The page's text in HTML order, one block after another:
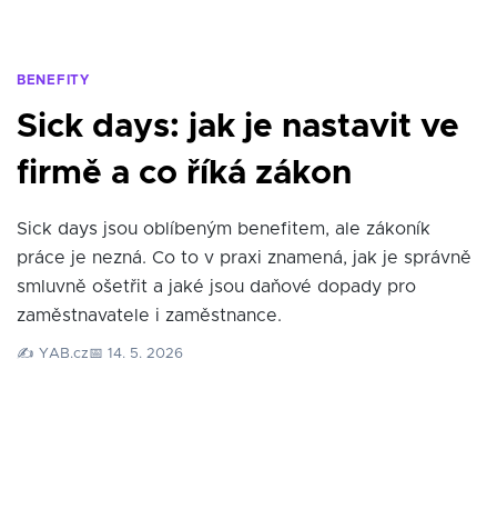
BENEFITY
Sick days: jak je nastavit ve
firmě a co říká zákon
Sick days jsou oblíbeným benefitem, ale zákoník
práce je nezná. Co to v praxi znamená, jak je správně
smluvně ošetřit a jaké jsou daňové dopady pro
zaměstnavatele i zaměstnance.
✍️ YAB.cz📅 14. 5. 2026